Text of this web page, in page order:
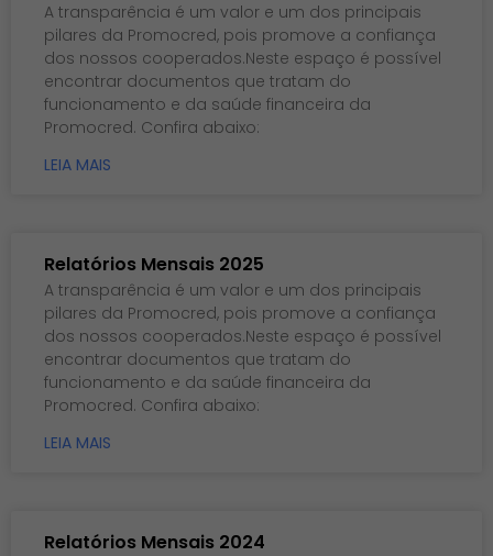
A transparência é um valor e um dos principais
pilares da Promocred, pois promove a confiança
dos nossos cooperados.Neste espaço é possível
encontrar documentos que tratam do
funcionamento e da saúde financeira da
Promocred. Confira abaixo:
LEIA MAIS
Relatórios Mensais 2025
A transparência é um valor e um dos principais
pilares da Promocred, pois promove a confiança
dos nossos cooperados.Neste espaço é possível
encontrar documentos que tratam do
funcionamento e da saúde financeira da
Promocred. Confira abaixo:
LEIA MAIS
Relatórios Mensais 2024